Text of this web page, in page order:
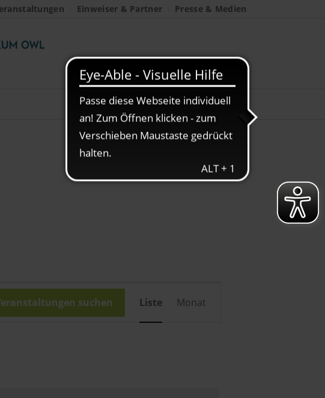
Einweiser & Partner Presse & Medien
suchen
Ansichten-
Liste Monat